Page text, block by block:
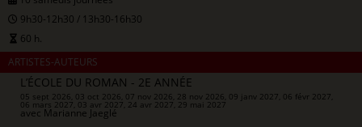
9h30-12h30 / 13h30-16h30
60 h.
ARTISTES-AUTEURS
L’ÉCOLE DU ROMAN - 2E ANNÉE
05 sept 2026, 03 oct 2026, 07 nov 2026, 28 nov 2026, 09 janv 2027, 06 févr 2027,
06 mars 2027, 03 avr 2027, 24 avr 2027, 29 mai 2027
avec Marianne Jaeglé